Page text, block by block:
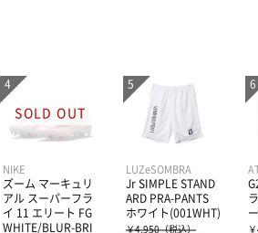
NIKE
ズーム マーキュリ
アル スーパーフラ
イ 11 エリート FG
WHITE/BLUR-BRI
LUZeSOMBRA
Jr SIMPLE STAND
ARD PRA-PANTS
ホワイト(001WHT)
￥4,950（税込）